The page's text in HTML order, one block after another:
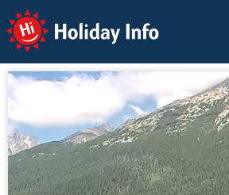
Holiday Info